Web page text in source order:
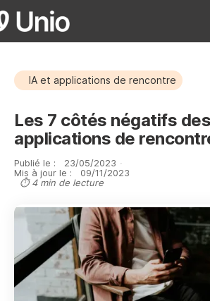
IA et applications de rencontre
Les 7 côtés négatifs des
applications de
Publié le : 23/05/2023 ·
Mis à jour le :
09/11/2023
⏱ 4 min de lecture